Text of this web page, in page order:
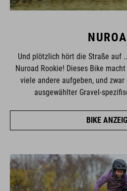
Und plötzlich hört die Straße auf
Nuroad Rookie! Dieses Bike
viele andere aufgeben, und
ausgewählter Gravel-
BIKE